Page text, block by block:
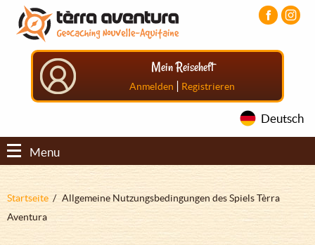
Direkt
zum
Inhalt
Aller
menu
principal
Aller
pied
Mein Reiseheft
Anmelden | Registrieren
Deutsch
Menu
Pfadnavigation
Startseite
Allgemeine Nutzungsbedingungen des Spiels Tèrra
Aventura